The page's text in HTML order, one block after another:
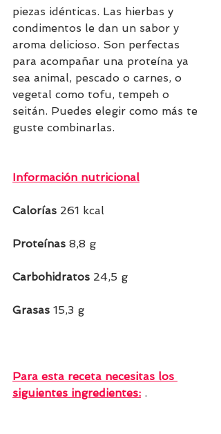
piezas idénticas. Las hierbas y
condimentos le dan un sabor y
aroma delicioso. Son perfectas
para acompañar una proteína ya
sea animal, pescado o carnes, o
vegetal como tofu, tempeh o
seitán. Puedes elegir como más te
guste combinarlas.
Información nutricional
Calorías 261 kcal
Proteínas 8,8 g
Carbohidratos 24,5 g
Grasas 15,3 g
Para esta receta necesitas los
siguientes ingredientes: .